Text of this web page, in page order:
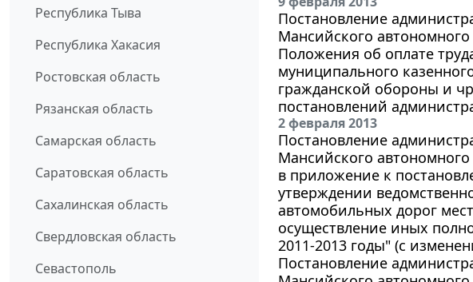
Республика Тыва
Республика Хакасия
Ростовская область
Рязанская область
Самарская область
Саратовская область
Сахалинская область
Свердловская область
Севастополь
Постановление
Мансийского
Положения об оплате
муниципального
гражданской обороны и
постановлений
2 февраля 2013
Постановление
Мансийского
в приложение к
утверждении
автомобильных дорог
осуществление иных
2011-2013 годы" (с
Постановление